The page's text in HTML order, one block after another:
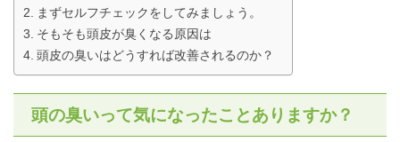
まずセルフチェックをしてみましょう。
そもそも頭皮が臭くなる原因は
頭皮の臭いはどうすれば改善されるのか？
頭の臭いって気になったことありますか？